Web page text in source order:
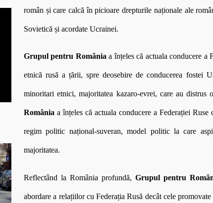
român și care calcă în picioare drepturile naționale ale
Sovietică și acordate Ucrainei.
Grupul pentru România a înțeles că actuala conducere a
etnică rusă a țării, spre deosebire de conducerea fostei
minoritari etnici, majoritatea kazaro-evrei, care au distrus
România a înțeles că actuala conducere a Federației
regim politic național-suveran, model politic la care
majoritatea.
Reflectând la România profundă, Grupul pentru
abordare a relațiilor cu Federația Rusă decât cele